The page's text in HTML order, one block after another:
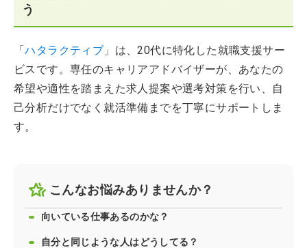
う
「ハタラクティブ 」は、20代に特化した就職支援サー
ビスです。専任のキャリアアドバイザーが、あなたの
希望や適性を踏まえた求人提案や選考対策を行い、自
己分析だけでなく就活準備までを丁寧にサポートしま
す。
こんなお悩みありませんか？
向いている仕事あるのかな？
自分と同じような人はどうしてる？